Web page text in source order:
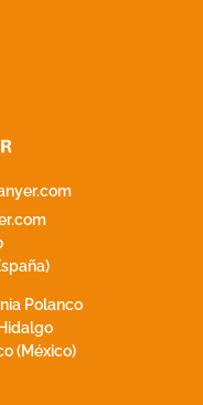
Polanco
(México)